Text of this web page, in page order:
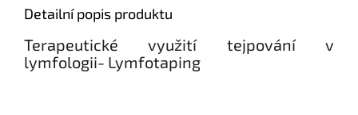
Detailní popis produktu
Terapeutické využití tejpování v
lymfologii- Lymfotaping